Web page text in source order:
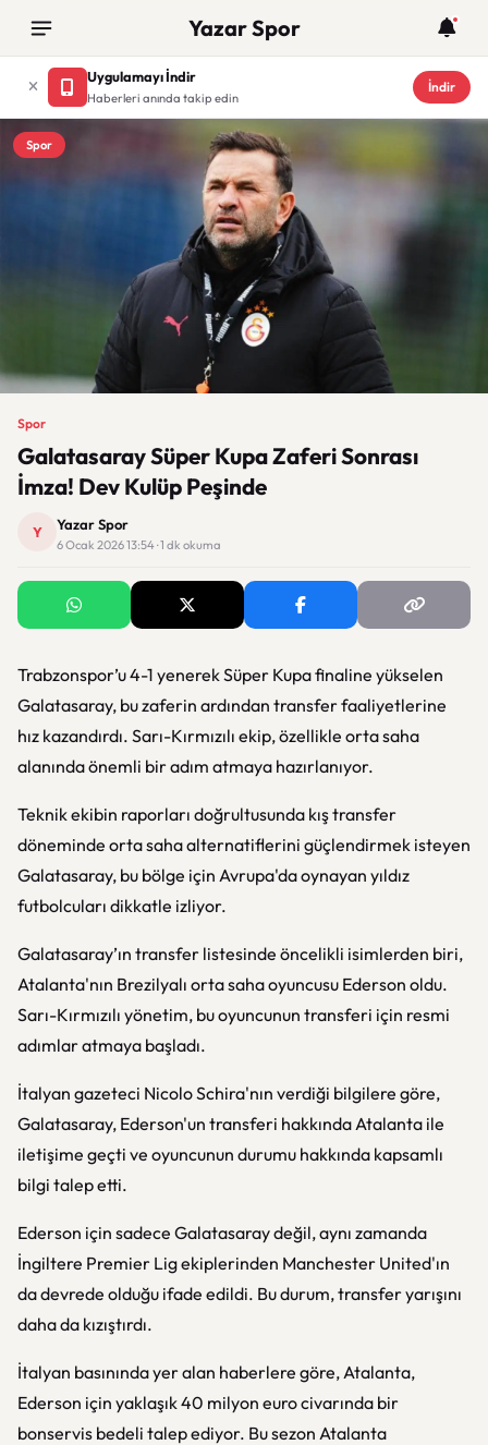
Yazar Spor
Uygulamayı İndir
Haberleri anında takip edin
İndir
Spor
Spor
Galatasaray Süper Kupa Zaferi Sonrası
İmza! Dev Kulüp Peşinde
Y Yazar Spor
6 Ocak 2026 13:54 · 1 dk okuma
Trabzonspor’u 4-1 yenerek Süper Kupa finaline yükselen
Galatasaray, bu zaferin ardından transfer faaliyetlerine
hız kazandırdı. Sarı-Kırmızılı ekip, özellikle orta saha
alanında önemli bir adım atmaya hazırlanıyor.
Teknik ekibin raporları doğrultusunda kış transfer
döneminde orta saha alternatiflerini güçlendirmek isteyen
Galatasaray, bu bölge için Avrupa'da oynayan yıldız
futbolcuları dikkatle izliyor.
Galatasaray’ın transfer listesinde öncelikli isimlerden biri,
Atalanta'nın Brezilyalı orta saha oyuncusu Ederson oldu.
Sarı-Kırmızılı yönetim, bu oyuncunun transferi için resmi
adımlar atmaya başladı.
İtalyan gazeteci Nicolo Schira'nın verdiği bilgilere göre,
Galatasaray, Ederson'un transferi hakkında Atalanta ile
iletişime geçti ve oyuncunun durumu hakkında kapsamlı
bilgi talep etti.
Ederson için sadece Galatasaray değil, aynı zamanda
İngiltere Premier Lig ekiplerinden Manchester United'ın
da devrede olduğu ifade edildi. Bu durum, transfer yarışını
daha da kızıştırdı.
İtalyan basınında yer alan haberlere göre, Atalanta,
Ederson için yaklaşık 40 milyon euro civarında bir
bonservis bedeli talep ediyor. Bu sezon Atalanta